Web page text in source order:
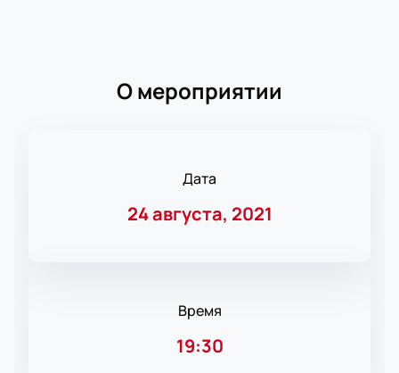
О мероприятии
Дата
24 августа, 2021
Время
19:30